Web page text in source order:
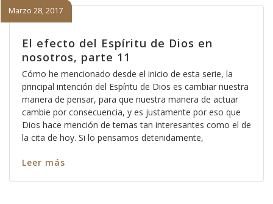
El efecto del Espíritu de Dios en
nosotros, parte 11
Marzo 28, 2017
Cómo he mencionado desde el inicio de esta serie, la
principal intención del Espíritu de Dios es cambiar nuestra
manera de pensar, para que nuestra manera de actuar
cambie por consecuencia, y es justamente por eso que
Dios hace mención de temas tan interesantes como el de
la cita de hoy. Si lo pensamos detenidamente,
Leer más